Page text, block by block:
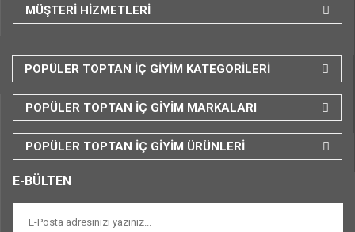
MÜŞTERİ HİZMETLERİ
POPÜLER TOPTAN İÇ GİYİM KATEGORİLERİ
POPÜLER TOPTAN İÇ GİYİM MARKALARI
POPÜLER TOPTAN İÇ GİYİM ÜRÜNLERİ
E-BÜLTEN